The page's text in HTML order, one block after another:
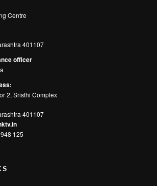
Centre
401107
officer
2, Sristhi Complex
401107
125